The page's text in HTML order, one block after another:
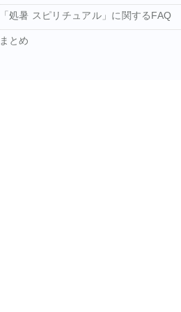
「処暑 スピリチュアル」に関するFAQ
まとめ